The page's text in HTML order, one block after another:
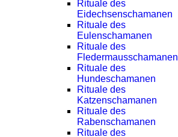
Rituale des
Eidechsenschamanen
Rituale des
Eulenschamanen
Rituale des
Fledermausschamanen
Rituale des
Hundeschamanen
Rituale des
Katzenschamanen
Rituale des
Rabenschamanen
Rituale des